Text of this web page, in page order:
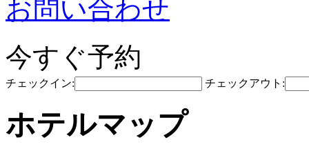
お問い合わせ
今すぐ予約
チェックイン: チェックアウト:
ホテルマップ